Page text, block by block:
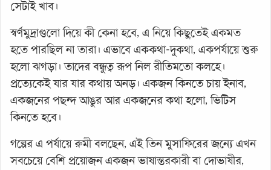
সেটাই খাব।
স্বর্ণমুদ্রাগুলো দিয়ে কী কেনা হবে, এ নিয়ে কিছুতেই একমত
হতে পারছিল না তারা। এভাবে এককথা-দুকথা, একপর্যায়ে শুরু
হলো ঝগড়া। তাদের বন্ধুত্ব রূপ নিল রীতিমতো কলহে।
প্রত্যেকেই যার যার কথায় অনড়। একজন কিনতে চায় ইনাব,
একজনের পছন্দ আঙুর আর একজনের কথা হলো, ভিটিস
কিনতে হবে।
গল্পের এ পর্যায়ে রুমী বলছেন, এই তিন মুসাফিরের জন্যে এখন
সবচেয়ে বেশি প্রয়োজন একজন ভাষান্তরকারী বা দোভাষীর,